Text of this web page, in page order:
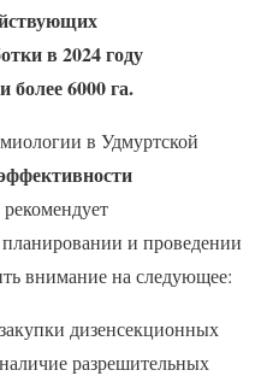
в 2024 году
более 6000 га.
в Удмуртской
рекомендует
и проведении
внимание на следующее:
дизенсекционных
разрешительных